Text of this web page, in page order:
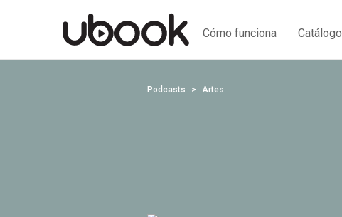
Cómo funciona Catálogo
Podcasts Artes